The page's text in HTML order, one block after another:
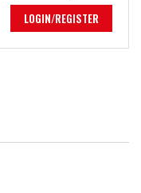
LOGIN/REGISTER